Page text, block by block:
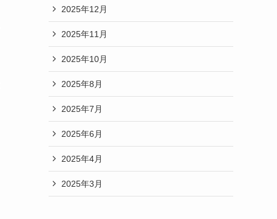
2025年12月
2025年11月
2025年10月
2025年8月
2025年7月
2025年6月
2025年4月
2025年3月